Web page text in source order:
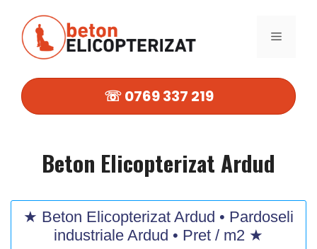
conținut
MENIU
☏ 0769 337 219
Beton Elicopterizat Ardud
★ Beton Elicopterizat Ardud • Pardoseli
industriale Ardud • Pret / m2 ★